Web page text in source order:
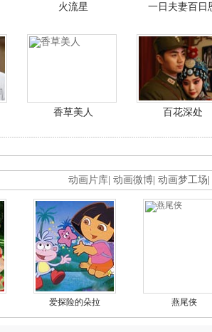
火流星 一日夫妻百日
香草美人 百花深处
动画片库 动画微博 动画梦工场
爱探险的朵拉 燕尾侠